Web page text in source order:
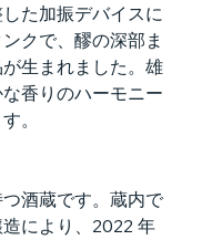
た加振デバイスに
クで、醪の深部ま
生まれました。雄
香りのハーモニー
。
酒蔵です。蔵内で
により、2022 年